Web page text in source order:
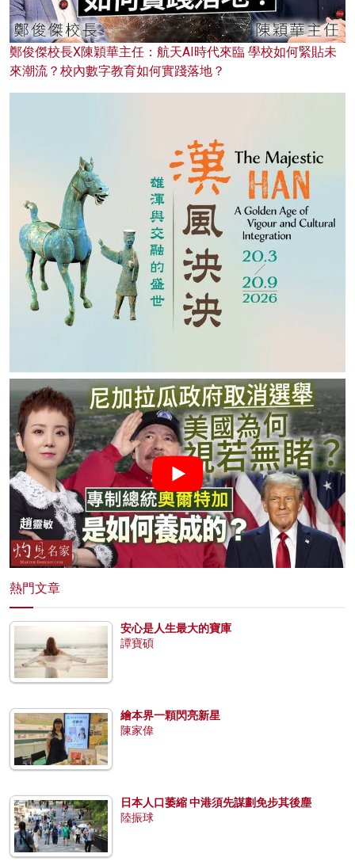
鄭俊傑校長X陳穎華主任：航天AI時代來臨 學校如何緊貼未
來潮流？校內數字教育如何實踐落地？
熱門文章
安心是人生最大的寶庫
譚寶碩
繪本界一顆閃亮新星
陳家偉
日本人口萎縮 中港須先謀劃免步其後塵
陸振球